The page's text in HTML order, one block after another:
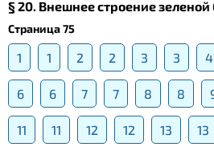
§ 20. Внешнее строение зеленой
Страница 75
1 1 2 2 3 3 4
6 6 7 7 8 8
11 11 12 12 13 13